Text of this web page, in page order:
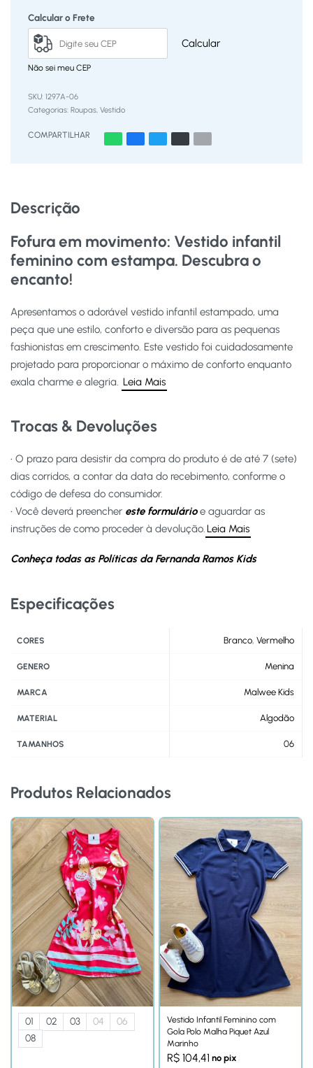
Calcular o Frete
Calcular
Não sei meu CEP
1297A-06
Categorias: Roupas, Vestido
COMPARTILHAR
Descrição
Fofura em movimento: Vestido infantil
feminino com estampa. Descubra o
encanto!
Apresentamos o adorável vestido infantil estampado, uma
peça que une estilo, conforto e diversão para as pequenas
fashionistas em crescimento. Este vestido foi cuidadosamente
projetado para proporcionar o máximo de conforto enquanto
exala charme e alegria. Leia Mais
Trocas & Devoluções
• O prazo para desistir da compra do produto é de até 7 (sete)
dias corridos, a contar da data do recebimento, conforme o
código de defesa do consumidor.
• Você deverá preencher este formulárioe aguardar as
instruções de como proceder à devolução.Leia Mais
Conheça todas as Políticas da Fernanda Ramos Kids
Especificações
CORES Branco, Vermelho
GENERO Menina
MARCA Malwee Kids
MATERIAL Algodão
TAMANHOS 06
Produtos Relacionados
01 02 03 04
06
08
Vestido Infantil Feminino com
Gola Polo Malha Piquet Azul
Marinho
R$ 104,41 no pix